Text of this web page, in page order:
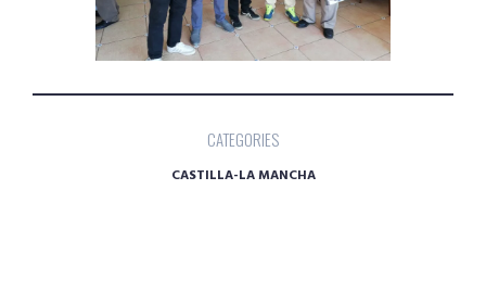
CATEGORIES
CASTILLA-LA MANCHA